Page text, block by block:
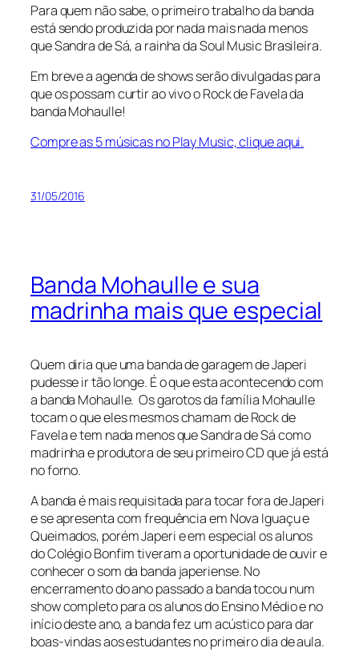
Para quem não sabe, o primeiro trabalho da banda
está sendo produzida por nada mais nada menos
que Sandra de Sá, a rainha da Soul Music Brasileira.
Em breve a agenda de shows serão divulgadas para
que os possam curtir ao vivo o Rock de Favela da
banda Mohaulle!
Compre as 5 músicas no Play Music, clique aqui.
31/05/2016
Banda Mohaulle e sua
madrinha mais que especial
Quem diria que uma banda de garagem de Japeri
pudesse ir tão longe. É o que esta acontecendo com
a banda Mohaulle. Os garotos da família Mohaulle
tocam o que eles mesmos chamam de Rock de
Favela e tem nada menos que Sandra de Sá como
madrinha e produtora de seu primeiro CD que já está
no forno.
A banda é mais requisitada para tocar fora de Japeri
e se apresenta com frequência em Nova Iguaçu e
Queimados, porém Japeri e em especial os alunos
do Colégio Bonfim tiveram a oportunidade de ouvir e
conhecer o som da banda japeriense. No
encerramento do ano passado a banda tocou num
show completo para os alunos do Ensino Médio e no
início deste ano, a banda fez um acústico para dar
boas-vindas aos estudantes no primeiro dia de aula.